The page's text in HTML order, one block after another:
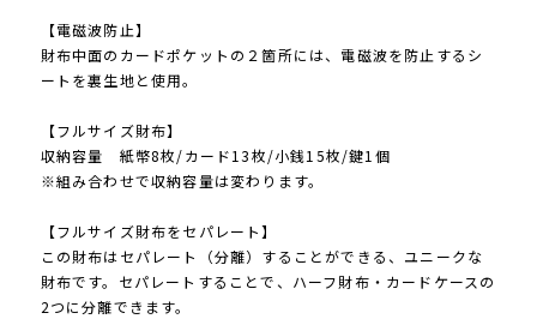
【電磁波防止】
財布中面のカードポケットの２箇所には、電磁波を防止するシ
ートを裏生地と使用。
【フルサイズ財布】
収納容量 紙幣8枚/カード13枚/小銭15枚/鍵1個
※組み合わせで収納容量は変わります。
【フルサイズ財布をセパレート】
この財布はセパレート（分離）することができる、ユニークな
財布です。セパレートすることで、ハーフ財布・カードケースの
2つに分離できます。